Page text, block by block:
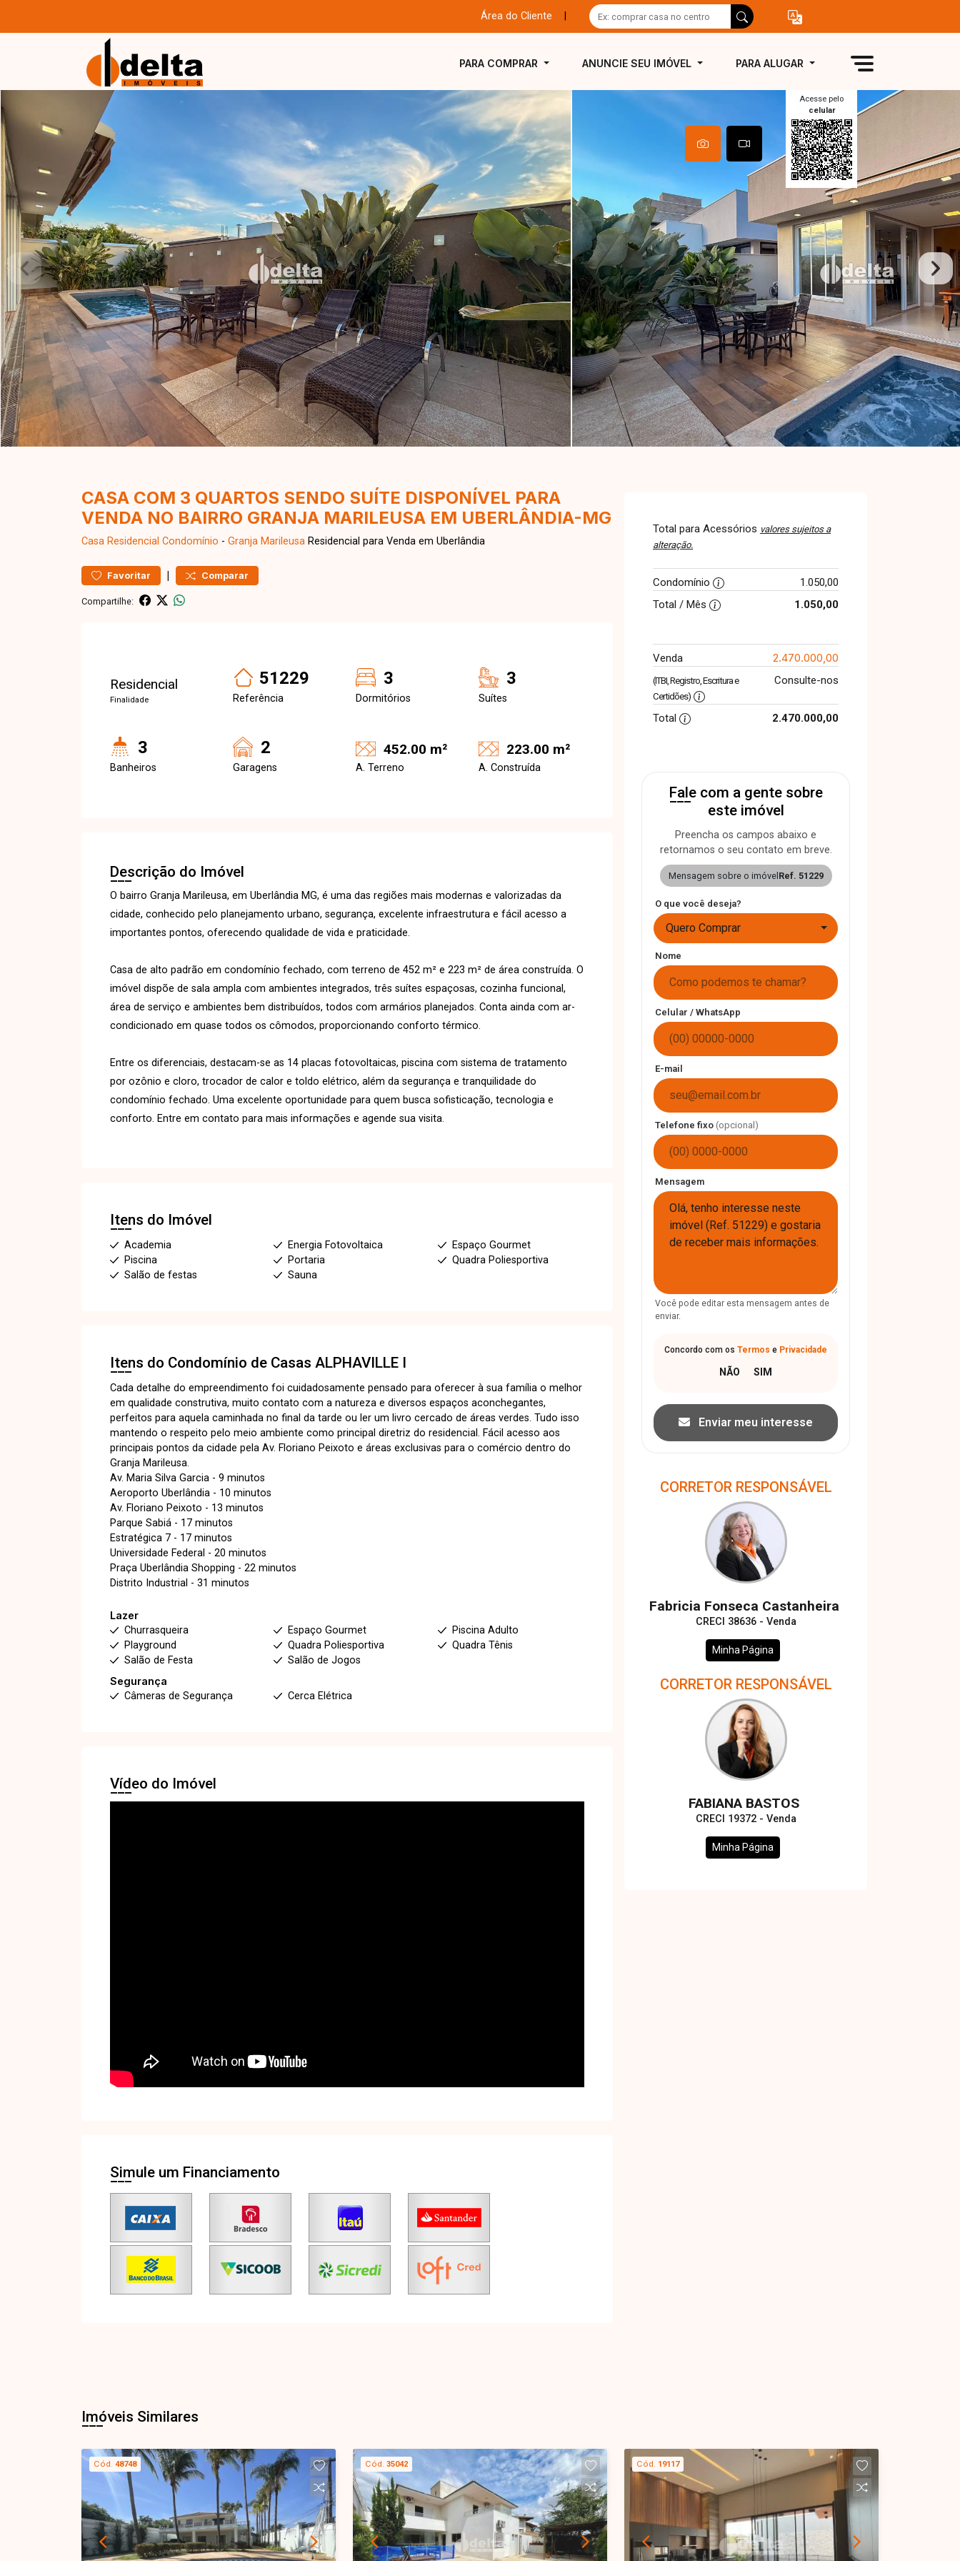
Área do Cliente
PARA COMPRAR ANUNCIE SEU IMÓVEL PARA ALUGAR
Acesse pelo
celular
CASA COM 3 QUARTOS SENDO SUÍTE DISPONÍVEL PARA
VENDA NO BAIRRO GRANJA MARILEUSA EM UBERLÂNDIA-MG
Casa Residencial Condomínio - Granja Marileusa Residencial para Venda em Uberlândia
Favoritar | Comparar
Compartilhe:
Residencial
Finalidade
51229
Referência
3
Dormitórios
3
Suítes
3
Banheiros
2
Garagens
452.00 m²
A. Terreno
223.00 m²
A. Construída
Descrição do Imóvel
O bairro Granja Marileusa, em Uberlândia MG, é uma das regiões mais modernas e valorizadas da
cidade, conhecido pelo planejamento urbano, segurança, excelente infraestrutura e fácil acesso a
importantes pontos, oferecendo qualidade de vida e praticidade.
Casa de alto padrão em condomínio fechado, com terreno de 452 m² e 223 m² de área construída. O
imóvel dispõe de sala ampla com ambientes integrados, três suítes espaçosas, cozinha funcional,
área de serviço e ambientes bem distribuídos, todos com armários planejados. Conta ainda com ar-
condicionado em quase todos os cômodos, proporcionando conforto térmico.
Entre os diferenciais, destacam-se as 14 placas fotovoltaicas, piscina com sistema de tratamento
por ozônio e cloro, trocador de calor e toldo elétrico, além da segurança e tranquilidade do
condomínio fechado. Uma excelente oportunidade para quem busca sofisticação, tecnologia e
conforto. Entre em contato para mais informações e agende sua visita.
Itens do Imóvel
Academia Energia Fotovoltaica
Espaço Gourmet
Piscina
Portaria
Quadra Poliesportiva
Salão de festas
Sauna
Itens do Condomínio de Casas ALPHAVILLE I
Cada detalhe do empreendimento foi cuidadosamente pensado para oferecer à sua família o melhor
em qualidade construtiva, muito contato com a natureza e diversos espaços aconchegantes,
perfeitos para aquela caminhada no final da tarde ou ler um livro cercado de áreas verdes. Tudo isso
mantendo o respeito pelo meio ambiente como principal diretriz do residencial. Fácil acesso aos
principais pontos da cidade pela Av. Floriano Peixoto e áreas exclusivas para o comércio dentro do
Granja Marileusa.
Av. Maria Silva Garcia - 9 minutos
Aeroporto Uberlândia - 10 minutos
Av. Floriano Peixoto - 13 minutos
Parque Sabiá - 17 minutos
Estratégica 7 - 17 minutos
Universidade Federal - 20 minutos
Praça Uberlândia Shopping - 22 minutos
Distrito Industrial - 31 minutos
Lazer
Churrasqueira
Espaço Gourmet
Piscina Adulto
Playground
Quadra Poliesportiva
Quadra Tênis
Salão de Festa
Salão de Jogos
Segurança
Câmeras de Segurança
Cerca Elétrica
Vídeo do Imóvel
Simule um Financiamento
Total para Acessórios valores sujeitos a
alteração.
Condomínio
1.050,00
Total / Mês
1.050,00
Venda 2.470.000,00
(ITBI, Registro, Escritura e
Certidões)
Consulte-nos
Total 2.470.000,00
Fale com a gente sobre
este imóvel
Preencha os campos abaixo e
retornamos o seu contato em breve.
Mensagem sobre o imóvel Ref. 51229
O que você deseja?
Quero Comprar
Nome
Celular / WhatsApp
E-mail
Telefone fixo (opcional)
Mensagem
Você pode editar esta mensagem antes de
enviar.
Concordo com os Termos e Privacidade
Enviar meu interesse
CORRETOR RESPONSÁVEL
Fabricia Fonseca Castanheira
CRECI 38636 - Venda
Minha Página
CORRETOR RESPONSÁVEL
FABIANA BASTOS
CRECI 19372 - Venda
Minha Página
Imóveis Similares
Cód. 48748 Cód. 35042 Cód. 19117